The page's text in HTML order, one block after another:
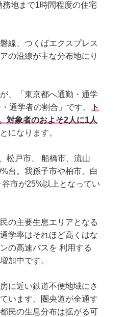
地まで1時間程度の住宅
線、つくばエクスプレス
の沿線が主な分布地にり
、「東京都へ通勤・通学
通学者の割合」です。ト
対象者のおよそ2人に1人
になります。
松戸市、 船橋市、流山
台。我孫子市や柏市、白
市が25%以上となってい
の主要生息エリアとなる
学率はそれほど高くはな
の高速バスを 利用する
加中です。
に近い鉄道不便地域にさ
います。圏央道が全通す
民の生息分布は拡がる可